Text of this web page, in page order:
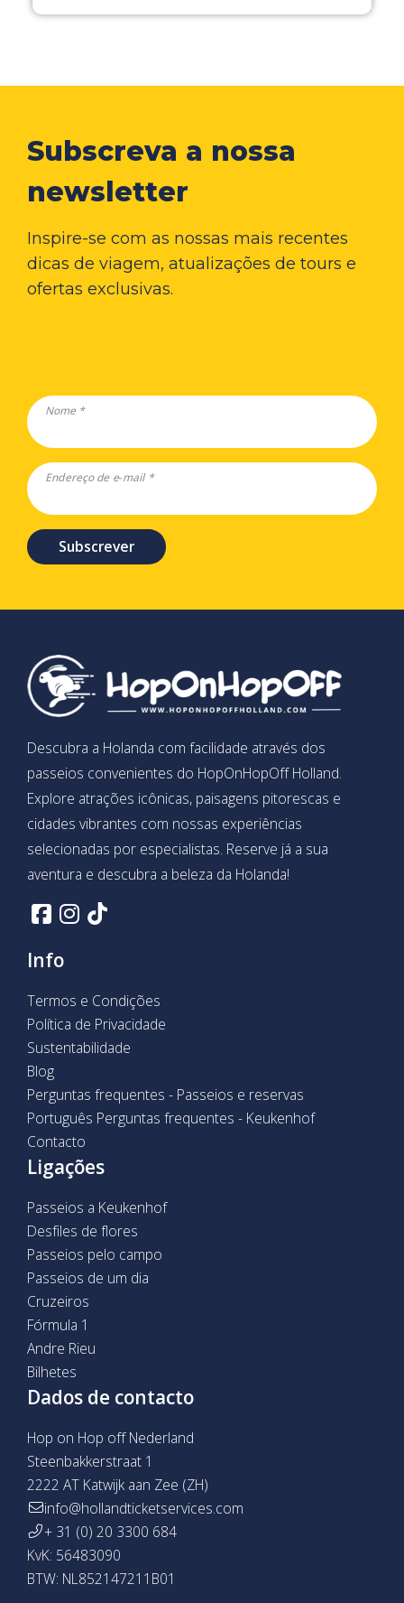
Subscreva a nossa
newsletter
Inspire-se com as nossas mais recentes
dicas de viagem, atualizações de tours e
ofertas exclusivas.
Nome *
Endereço de e-mail *
Subscrever
Descubra a Holanda com facilidade através dos
passeios convenientes do HopOnHopOff Holland.
Explore atrações icônicas, paisagens pitorescas e
cidades vibrantes com nossas experiências
selecionadas por especialistas. Reserve já a sua
aventura e descubra a beleza da Holanda!
Info
Termos e Condições
Política de Privacidade
Sustentabilidade
Blog
Perguntas frequentes - Passeios e reservas
Português Perguntas frequentes - Keukenhof
Contacto
Ligações
Passeios a Keukenhof
Desfiles de flores
Passeios pelo campo
Passeios de um dia
Cruzeiros
Fórmula 1
Andre Rieu
Bilhetes
Dados de contacto
Hop on Hop off Nederland
Steenbakkerstraat 1
2222 AT Katwijk aan Zee (ZH)
info@hollandticketservices.com
+ 31 (0) 20 3300 684
KvK: 56483090
BTW: NL852147211B01